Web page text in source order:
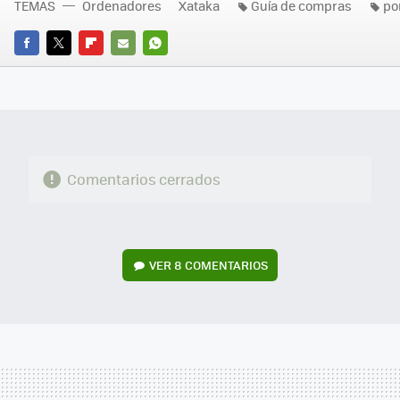
FACEBOOK
TWITTERFLIPBOARD
E-
WHATSAPP
TEMAS Ordenadores Xataka Guía de compras
Comentarios cerrados
VER8 COMENTARIOS